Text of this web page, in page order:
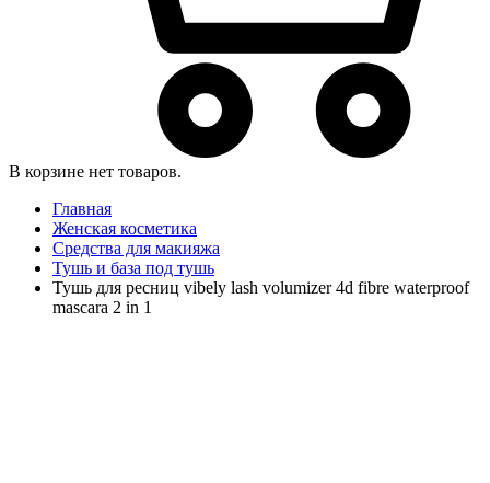
В корзине нет товаров.
Главная
Женская косметика
Средства для макияжа
Тушь и база под тушь
Тушь для ресниц vibely lash volumizer 4d fibre waterproof
mascara 2 in 1